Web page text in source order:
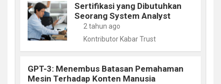
Sertifikasi yang Dibutuhkan
Seorang System Analyst
2 tahun ago
Kontributor Kabar Trust
GPT-3: Menembus Batasan Pemahaman
Mesin Terhadap Konten Manusia